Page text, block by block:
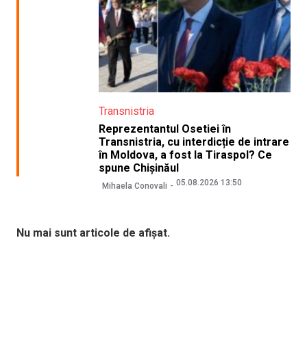
Transnistria
Reprezentantul Osetiei în
Transnistria, cu interdicție de intrare
în Moldova, a fost la Tiraspol? Ce
spune Chișinăul
Mihaela Conovali 05.08.2026 13:50
Nu mai sunt articole de afișat.